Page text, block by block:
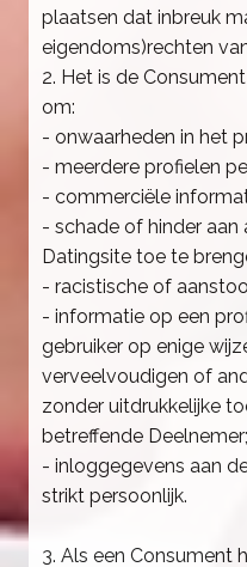
plaatsen dat inbreuk
eigendoms)rechten
2. Het is de
om:
- onwaarheden in het
- meerdere profielen
- commerciële
- schade of hinder
Datingsite toe te
- racistische of
- informatie op een
gebruiker op enige
verveelvoudigen of
zonder uitdrukkelijke
betreffende Deelnemer;
- inloggegevens aan
strikt persoonlijk.
3. Als een Consument